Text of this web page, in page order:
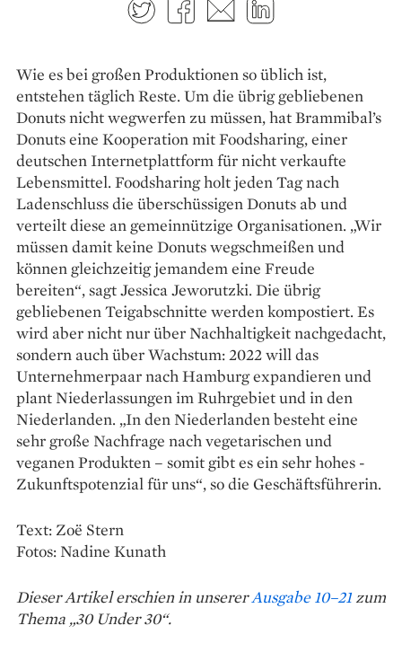
Wie es bei großen Produktionen so üblich ist,
entstehen täglich Reste. Um die übrig gebliebenen
Donuts nicht wegwerfen zu müssen, hat Brammibal’s
Donuts eine Koopera­tion mit Foodsharing, einer
deutschen Internetplattform für nicht verkaufte
Lebensmittel. Food­sharing holt jeden Tag nach
Ladenschluss die überschüssigen Donuts ab und
verteilt diese an gemein­nützige Organisa­tionen. „Wir
müssen damit keine Donuts wegschmeißen und
können gleichzeitig jemandem eine Freude
bereiten“, sagt Jessica Jeworutzki. Die übrig
gebliebenen Teigabschnitte werden kompostiert. Es
wird aber nicht nur über Nachhaltigkeit nachgedacht,
sondern auch über Wachstum: 2022 will das
Unternehmerpaar nach Hamburg expandieren und
plant Niederlassungen im Ruhrgebiet und in den
Nieder­landen. „In den Niederlanden besteht eine
sehr große Nachfrage nach vegetarischen und
veganen Produkten – somit gibt es ein sehr hohes ­
Zukunftspotenzial für uns“, so die Geschäfts­führerin.
Text: Zoë Stern
Fotos: Nadine Kunath
Dieser Artikel erschien in unsererAusgabe 10–21zum
Thema „30 Under 30“.